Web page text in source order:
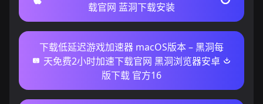
载官网 蓝洞下载安装
下载低延迟游戏加速器 macOS版本 – 黑洞每
天免费2小时加速下载官网 黑洞浏览器安卓
版下载 官方16